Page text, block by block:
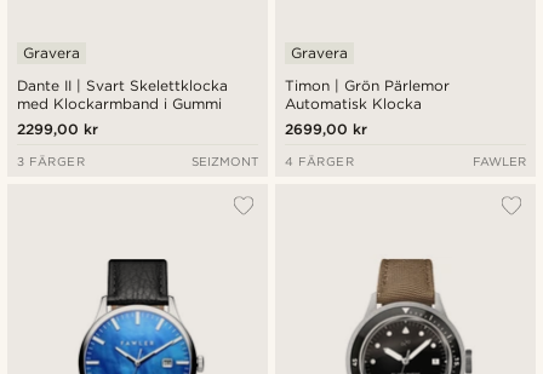
Dante II | Svart Skelettklocka
med Klockarmband i Gummi
Gravera
2299,00 kr
3 FÄRGER SEIZMONT
Timon | Grön Pärlemor
Automatisk Klocka
Gravera
2699,00 kr
4 FÄRGER FAWLER